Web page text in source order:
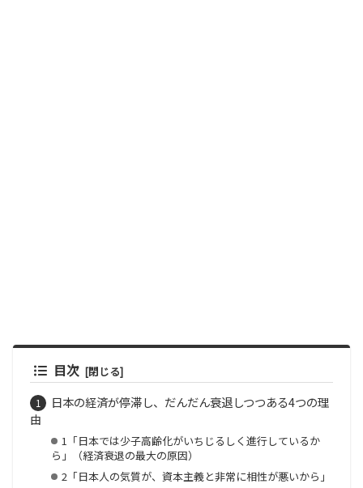
目次
日本の経済が停滞し、だんだん衰退しつつある4つの理
由
1「日本では少子高齢化がいちじるしく進行しているか
ら」（経済衰退の最大の原因）
2「日本人の気質が、資本主義と非常に相性が悪いから」